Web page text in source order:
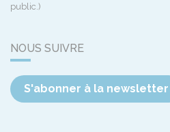
public.)
NOUS SUIVRE
S'abonner à la newsletter